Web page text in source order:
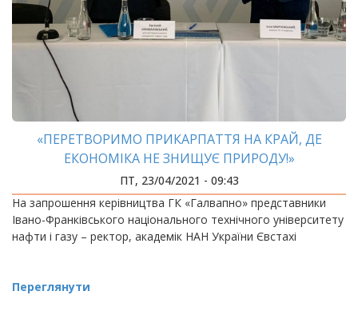
«ПЕРЕТВОРИМО ПРИКАРПАТТЯ НА КРАЙ, ДЕ
ЕКОНОМІКА НЕ ЗНИЩУЄ ПРИРОДУ!»
ПТ, 23/04/2021 - 09:43
На запрошення керівництва ГК «Галвапно» представники
Івано-Франківського національного технічного університету
нафти і газу – ректор, академік НАН України Євстахі
Переглянути